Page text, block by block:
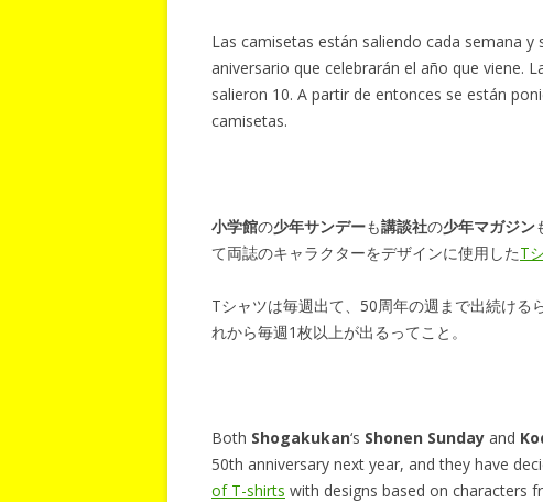
Las camisetas están saliendo cada semana
aniversario que celebrarán el año que viene.
salieron 10. A partir de entonces se están
camisetas.
小学館の少年サンデーも講談社の少年マガジン
て両誌のキャラクターをデザインに使用したT
Tシャツは毎週出て、50周年の週まで出続ける
れから毎週1枚以上が出るってこと。
Both Shogakukan‘s Shonen Sunday and
50th anniversary next year, and they have
of T-shirts with designs based on characters